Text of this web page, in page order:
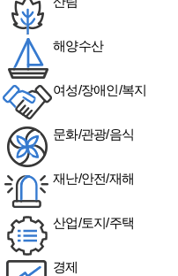
해양수산
여성/장애인/복지
문화/관광/음식
재난/안전/재해
산업/토지/주택
경제